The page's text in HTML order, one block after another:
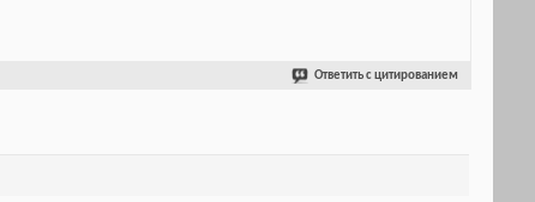
Ответить с цитированием